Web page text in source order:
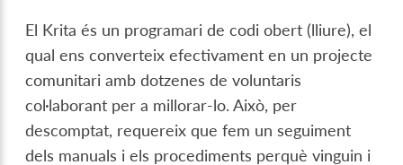
El Krita és un programari de codi obert (lliure), el
qual ens converteix efectivament en un projecte
comunitari amb dotzenes de voluntaris
col·laborant per a millorar-lo. Això, per
descomptat, requereix que fem un seguiment
dels manuals i els procediments perquè vinguin i